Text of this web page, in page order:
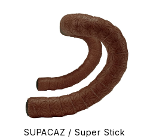
SUPACAZ / Super Stick